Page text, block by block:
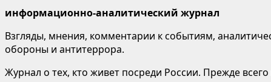
информационно-аналитический журнал
Взгляды, мнения, комментарии к событиям,
обороны и антитеррора.
Журнал о тех, кто живет посреди России. Прежде